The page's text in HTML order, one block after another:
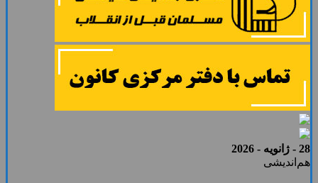
28 - ژانویه - 2026
هم‌اندیشی